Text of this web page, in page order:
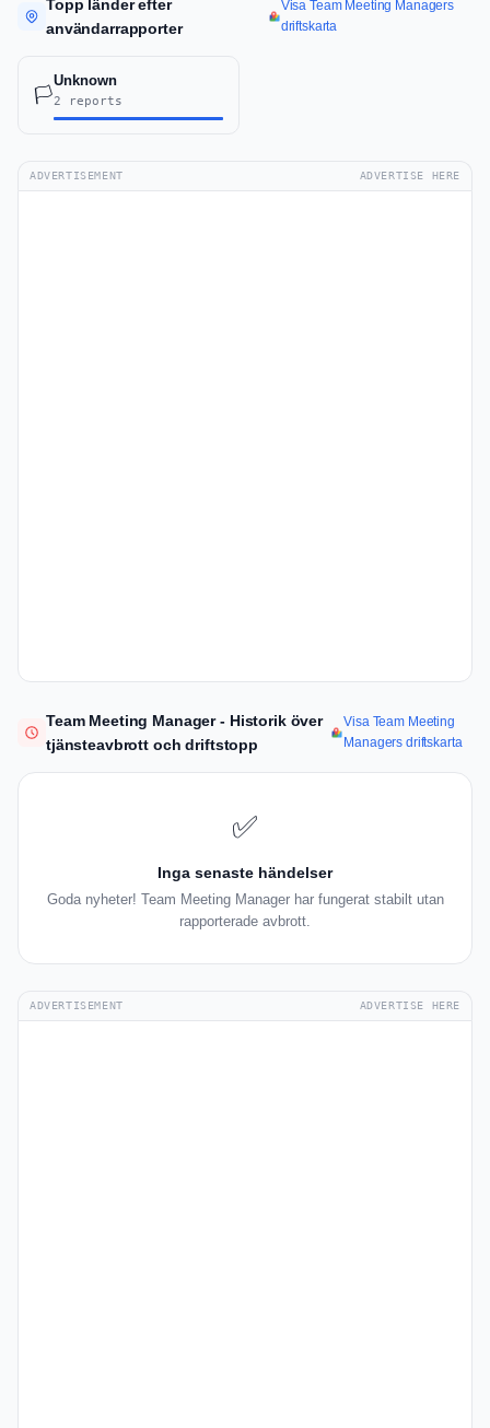
Topp länder efter
användarrapporter
Visa Team Meeting Managers
driftskarta
🏳️
Unknown
2 reports
ADVERTISEMENT ADVERTISE HERE
Team Meeting Manager - Historik över
tjänsteavbrott och driftstopp
Visa Team Meeting
Managers driftskarta
✅
Inga senaste händelser
Goda nyheter! Team Meeting Manager har fungerat stabilt utan
rapporterade avbrott.
ADVERTISEMENT ADVERTISE HERE